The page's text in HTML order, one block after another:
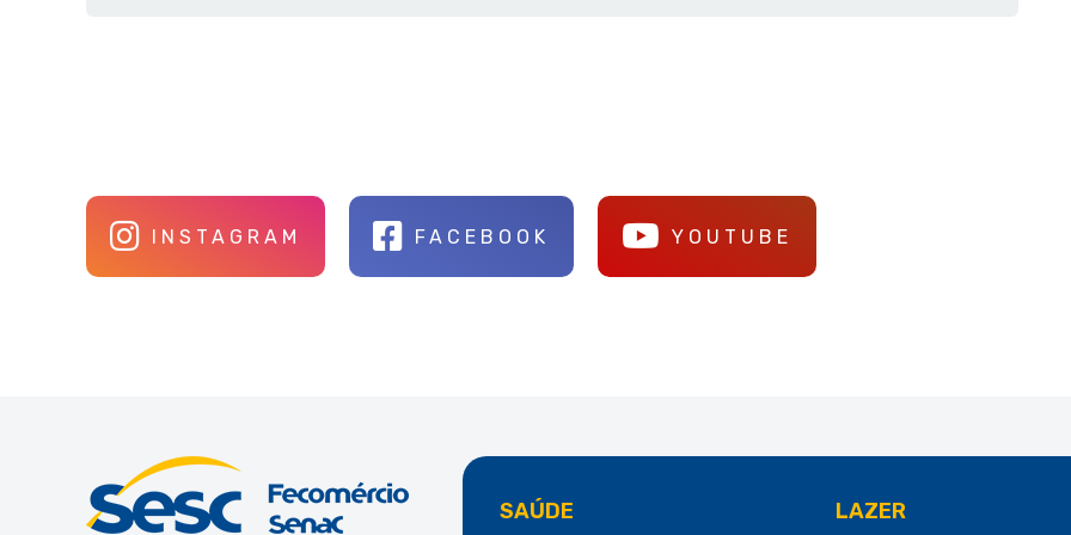
INSTAGRAM FACEBOOK YOUTUBE
SAÚDE LAZER